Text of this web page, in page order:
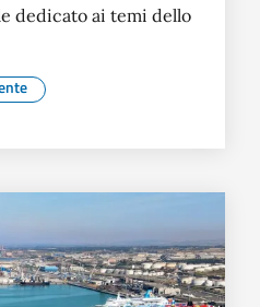
dedicato ai temi dello